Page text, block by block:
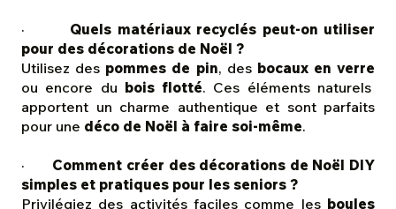
· Quels matériaux recyclés peut-on utiliser
pour des décorations de Noël ?
Utilisez des pommes de pin, des bocaux en verre
ou encore du bois flotté. Ces éléments naturels
apportent un charme authentique et sont parfaits
pour une déco de Noël à faire soi-même.
· Comment créer des décorations de Noël DIY
simples et pratiques pour les seniors ?
Privilégiez des activités faciles comme les boules